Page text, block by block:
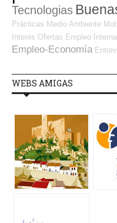
Tecnologias
Prácticas Medio Ambiente
Interés Ofertas Empleo
Empleo-Economía
WEBS AMIGAS